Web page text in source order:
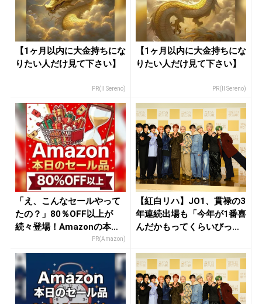
【1ヶ月以内に大金持ちにな
りたい人だけ見て下さい】
PR(Il Sereno)
【1ヶ月以内に大金持ちにな
りたい人だけ見て下さい】
PR(Il Sereno)
「え、こんなセールやって
たの？」80％OFF以上が
続々登場！Amazonの本気
PR(Amazon)
【紅白リハ】JO1、貫禄の3
年連続出場も「今年が1番喜
んだかもってくらいびっく